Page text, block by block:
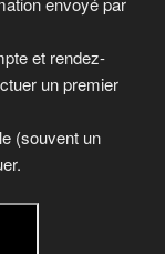
et rendez-
un premier
(souvent un